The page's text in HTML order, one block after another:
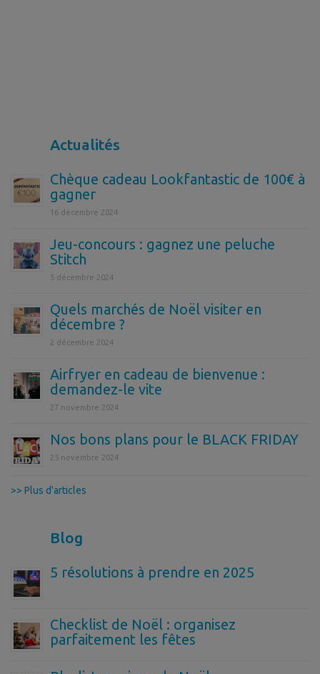
Actualités
Chèque cadeau Lookfantastic de 100€ à
gagner
16 décembre 2024
Jeu-concours : gagnez une peluche
Stitch
5 décembre 2024
Quels marchés de Noël visiter en
décembre ?
2 décembre 2024
Airfryer en cadeau de bienvenue :
demandez-le vite
27 novembre 2024
Nos bons plans pour le BLACK FRIDAY
25 novembre 2024
>> Plus d'articles
Blog
5 résolutions à prendre en 2025
Checklist de Noël : organisez
parfaitement les fêtes